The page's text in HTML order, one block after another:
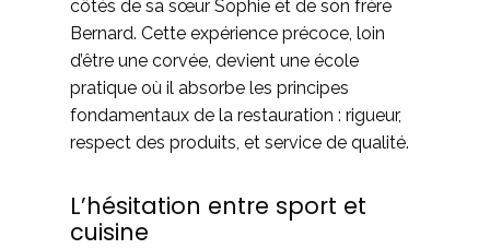
côtés de sa sœur Sophie et de son frère
Bernard. Cette expérience précoce, loin
d’être une corvée, devient une école
pratique où il absorbe les principes
fondamentaux de la restauration : rigueur,
respect des produits, et service de qualité.
L’hésitation entre sport et
cuisine